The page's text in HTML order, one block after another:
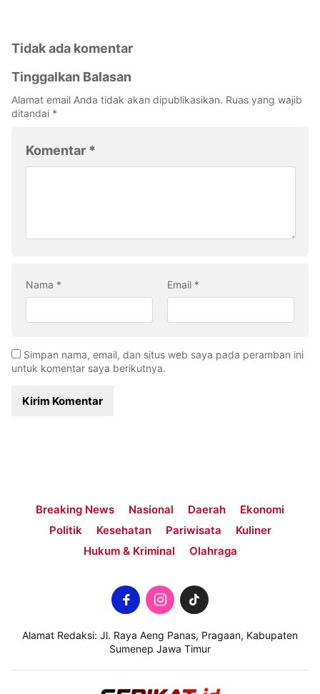
Tidak ada komentar
Tinggalkan Balasan
Alamat email Anda tidak akan dipublikasikan. Ruas yang wajib
ditandai *
Komentar *
Nama * Email *
Simpan nama, email, dan situs web saya pada peramban ini
untuk komentar saya berikutnya.
Breaking News Nasional Daerah
Ekonomi
Politik
Kesehatan Pariwisata
Kuliner
Hukum & Kriminal
Olahraga
Alamat Redaksi: Jl. Raya Aeng Panas, Pragaan, Kabupaten
Sumenep Jawa Timur